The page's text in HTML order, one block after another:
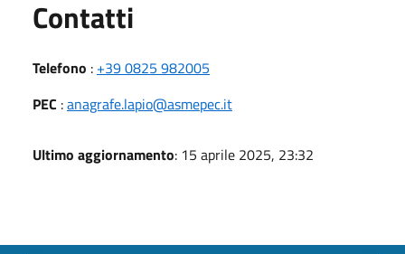
Contatti
Telefono : +39 0825 982005
PEC :anagrafe.lapio@asmepec.it
Ultimo aggiornamento: 15 aprile 2025, 23:32